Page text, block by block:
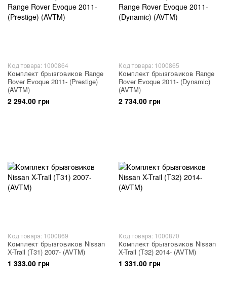
Код товара: 1000864
Комплект брызговиков Range
Rover Evoque 2011- (Prestige)
(AVTM)
2 294.00 грн
Код товара: 1000865
Комплект брызговиков Range
Rover Evoque 2011- (Dynamic)
(AVTM)
2 734.00 грн
Код товара: 1000869
Комплект брызговиков Nissan
X-Trail (T31) 2007- (AVTM)
1 333.00 грн
Код товара: 1000870
Комплект брызговиков Nissan
X-Trail (T32) 2014- (AVTM)
1 331.00 грн